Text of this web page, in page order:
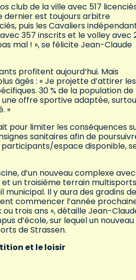
club de la ville avec 517
dernier est toujours arbitre
puis les Cavaliers
357 inscrits et le volley avec
mal ! », se félicite Jean-Claude
profitent aujourd’hui. Mais
âgés : « Je projette d’attirer
30 % de la population de
une offre sportive adaptée,
»
pour limiter les conséquences
sanitaires afin de
espace disponible,
d’un nouveau complexe avec
un troisième terrain multisports
municipal. Il y aura des gradins
commencer l’année
trois ans », détaille Jean-
d’école, sur lequel un
de Strassen.
et le loisir